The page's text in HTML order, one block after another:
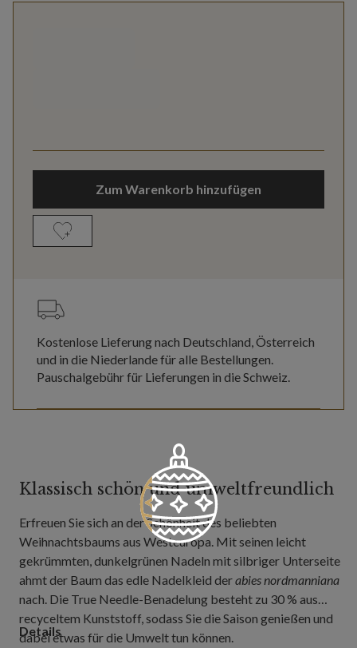
Zum Warenkorb hinzufügen
Kostenlose Lieferung nach Deutschland, Österreich
und in die Niederlande für alle Bestellungen.
Pauschalgebühr für Lieferungen in die Schweiz.
Klassisch schön und umweltfreundlich
Erfreuen Sie sich an der Schönheit des beliebten
Weihnachtsbaums aus Westeuropa. Mit seinen leicht
gekrümmten, dunkelgrünen Nadeln mit silbriger Unterseite
ahmt der Baum das edle Nadelkleid derabies nordmanniana
nach. Die True Needle-Benadelung besteht zu 30 % aus
recyceltem Kunststoff, sodass Sie die Saison genießen und
dabei etwas für die Umwelt tun können.
Details